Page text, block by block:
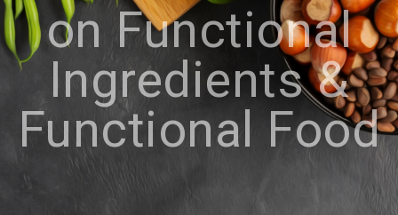
on Functional
Ingredients &
Functional Food